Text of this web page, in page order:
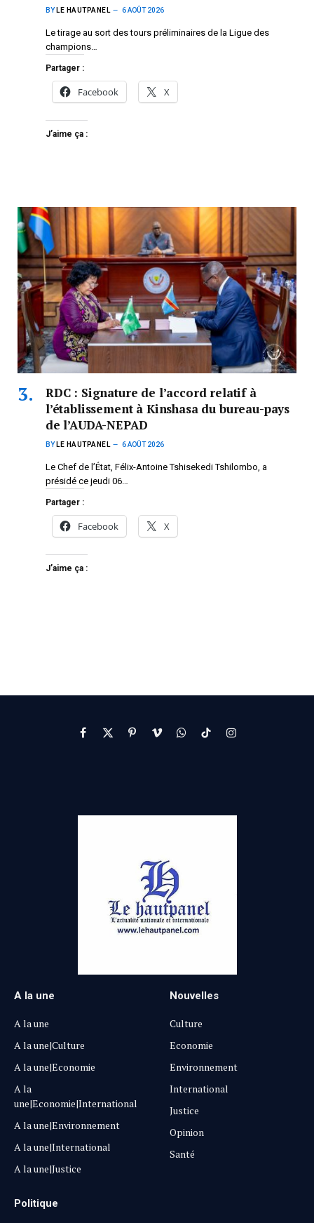
BY LE HAUTPANEL 6 AOÛT 2026
Le tirage au sort des tours préliminaires de la Ligue des
champions…
Partager :
Facebook X
J’aime ça :
RDC : Signature de l’accord relatif à
l’établissement à Kinshasa du bureau-pays
de l’AUDA-NEPAD
BY LE HAUTPANEL 6 AOÛT 2026
Le Chef de l’État, Félix-Antoine Tshisekedi Tshilombo, a
présidé ce jeudi 06…
Partager :
Facebook X
J’aime ça :
Facebook
X
PinterestVimeoWhatsApp
TikTokInstagram
A la une
A la une
A la une|Culture
A la une|Economie
A la
une|Economie|International
A la une|Environnement
A la une|International
A la une|Justice
Nouvelles
Culture
Economie
Environnement
International
Justice
Opinion
Santé
Politique